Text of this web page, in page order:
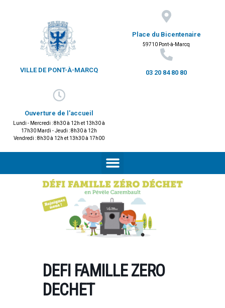
VILLE DE PONT-À-MARCQ
Place du Bicentenaire
59710 Pont-à-Marcq
03 20 84 80 80
Ouverture de l'accueil
Lundi - Mercredi : 8h30 à 12h et 13h30 à
17h30 Mardi - Jeudi : 8h30 à 12h
Vendredi : 8h30 à 12h et 13h30 à 17h00
DEFI FAMILLE ZERO
DECHET